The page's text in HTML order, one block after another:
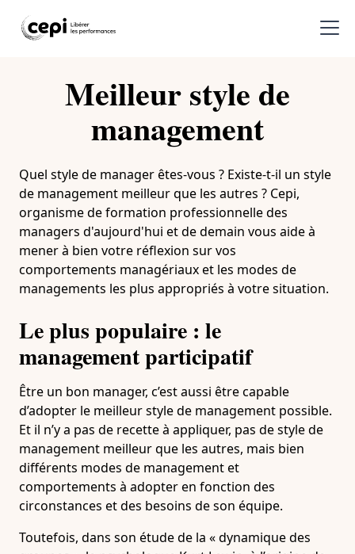
Meilleur style de
management
Quel style de manager êtes-vous ? Existe-t-il un style
de management meilleur que les autres ? Cepi,
organisme de formation professionnelle des
managers d'aujourd'hui et de demain vous aide à
mener à bien votre réflexion sur vos
comportements managériaux et les modes de
managements les plus appropriés à votre situation.
Le plus populaire : le
management participatif
Être un bon manager, c’est aussi être capable
d’adopter le meilleur style de management possible.
Et il n’y a pas de recette à appliquer, pas de style de
management meilleur que les autres, mais bien
différents modes de management et
comportements à adopter en fonction des
circonstances et des besoins de son équipe.
Toutefois, dans son étude de la « dynamique des